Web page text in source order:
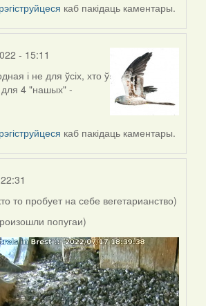
каб пакідаць каментары.
- 15:11
і не для ўсіх, хто ў
для 4 "нашых" -
каб пакідаць каментары.
то пробует на себе вегетарианство)
попугаи)